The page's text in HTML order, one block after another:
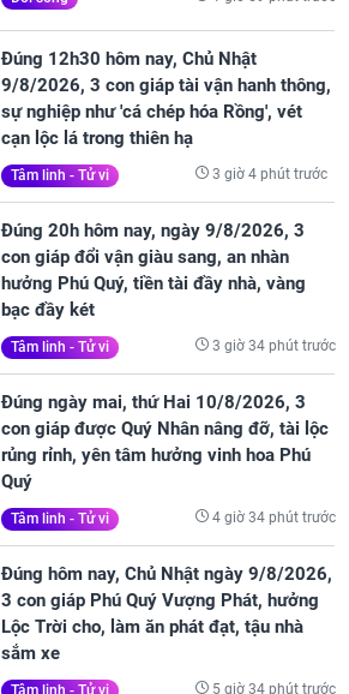
Đúng 12h30 hôm nay, Chủ Nhật
9/8/2026, 3 con giáp tài vận hanh thông,
sự nghiệp như 'cá chép hóa Rồng', vét
cạn lộc lá trong thiên hạ
Tâm linh - Tử vi 3 giờ 4 phút trước
Đúng 20h hôm nay, ngày 9/8/2026, 3
con giáp đổi vận giàu sang, an nhàn
hưởng Phú Quý, tiền tài đầy nhà, vàng
bạc đầy két
Tâm linh - Tử vi 3 giờ 34 phút trước
Đúng ngày mai, thứ Hai 10/8/2026, 3
con giáp được Quý Nhân nâng đỡ, tài lộc
rủng rỉnh, yên tâm hưởng vinh hoa Phú
Quý
Tâm linh - Tử vi 4 giờ 34 phút trước
Đúng hôm nay, Chủ Nhật ngày 9/8/2026,
3 con giáp Phú Quý Vượng Phát, hưởng
Lộc Trời cho, làm ăn phát đạt, tậu nhà
sắm xe
Tâm linh - Tử vi 5 giờ 34 phút trước